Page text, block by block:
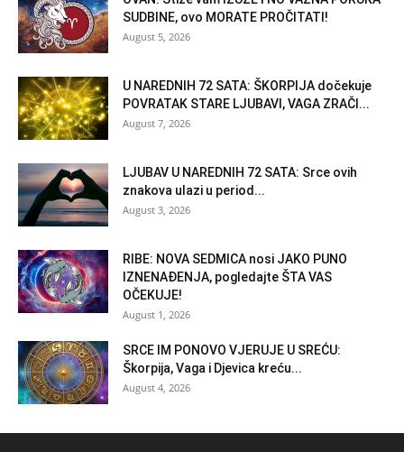
SUDBINE, ovo MORATE PROČITATI!
August 5, 2026
U NAREDNIH 72 SATA: ŠKORPIJA dočekuje
POVRATAK STARE LJUBAVI, VAGA ZRAČI...
August 7, 2026
LJUBAV U NAREDNIH 72 SATA: Srce ovih
znakova ulazi u period...
August 3, 2026
RIBE: NOVA SEDMICA nosi JAKO PUNO
IZNENAĐENJA, pogledajte ŠTA VAS
OČEKUJE!
August 1, 2026
SRCE IM PONOVO VJERUJE U SREĆU:
Škorpija, Vaga i Djevica kreću...
August 4, 2026